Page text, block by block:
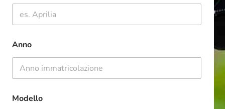
Anno
Modello